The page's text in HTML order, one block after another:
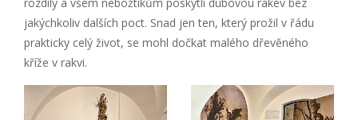
jakýchkoliv dalších poct. Snad jen ten, který prožil v řádu
prakticky celý život, se mohl dočkat malého dřevěného
kříže v rakvi.